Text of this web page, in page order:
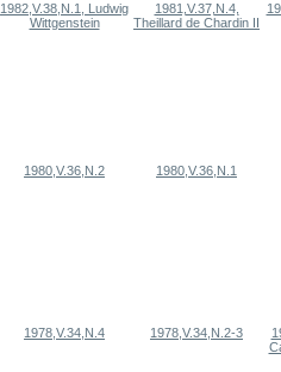
1982,V.38,N.1, Ludwig
Wittgenstein
1981,V.37,N.4,
Theillard de Chardin II
1980,V.36,N.2 1980,V.36,N.1
1978,V.34,N.4 1978,V.34,N.2-3